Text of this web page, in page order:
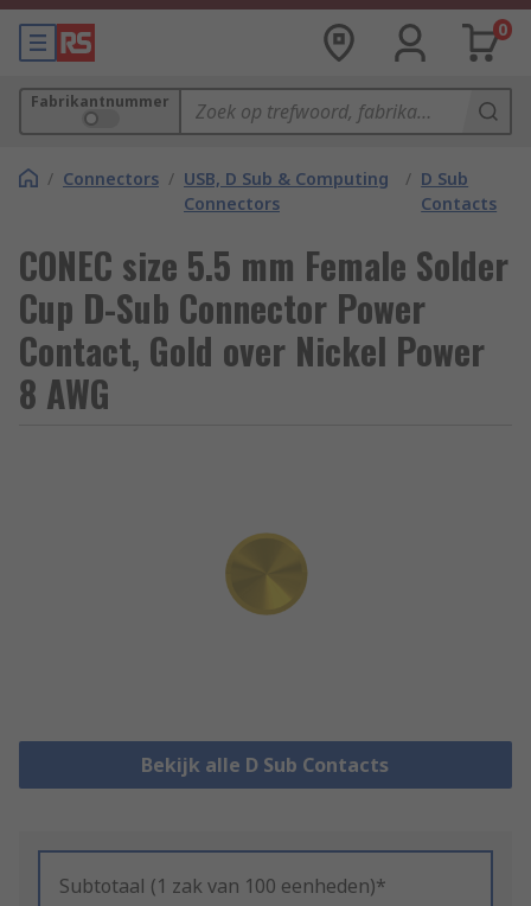
0
Fabrikantnummer
/ Connectors / USB, D Sub & Computing
Connectors
/ D Sub
Contacts
CONEC size 5.5 mm Female Solder
Cup D-Sub Connector Power
Contact, Gold over Nickel Power
8 AWG
Bekijk alle D Sub Contacts
Subtotaal (1 zak van 100 eenheden)*